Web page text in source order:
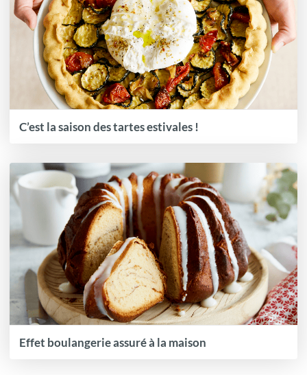
C’est la saison des tartes estivales !
Effet boulangerie assuré à la maison